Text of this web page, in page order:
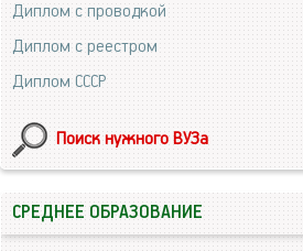
Диплом с проводкой
Диплом с реестром
Диплом СССР
Поиск нужного ВУЗа
СРЕДНЕЕ ОБРАЗОВАНИЕ